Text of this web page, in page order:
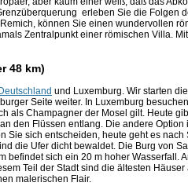
erleben Sie die Folgen
können Sie einen wundervollen
Zentralpunkt einer römischen Villa.
48 km)
Deutschland und Luxemburg. Wir starten
Seite weiter. In Luxemburg
als Champagner der Mosel gilt. Heute
den Flüssen entlang. Die andere
Sie sich entscheiden, heute geht es
die Ufer dicht bewaldet. Die Burg von
befindet sich ein 20 m hoher Wasserfall.
Teil der Stadt sind die ältesten
malerischen Flair.